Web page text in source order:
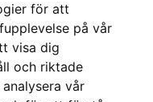
för att
på vår
visa dig
och riktade
vår
gånger per år få